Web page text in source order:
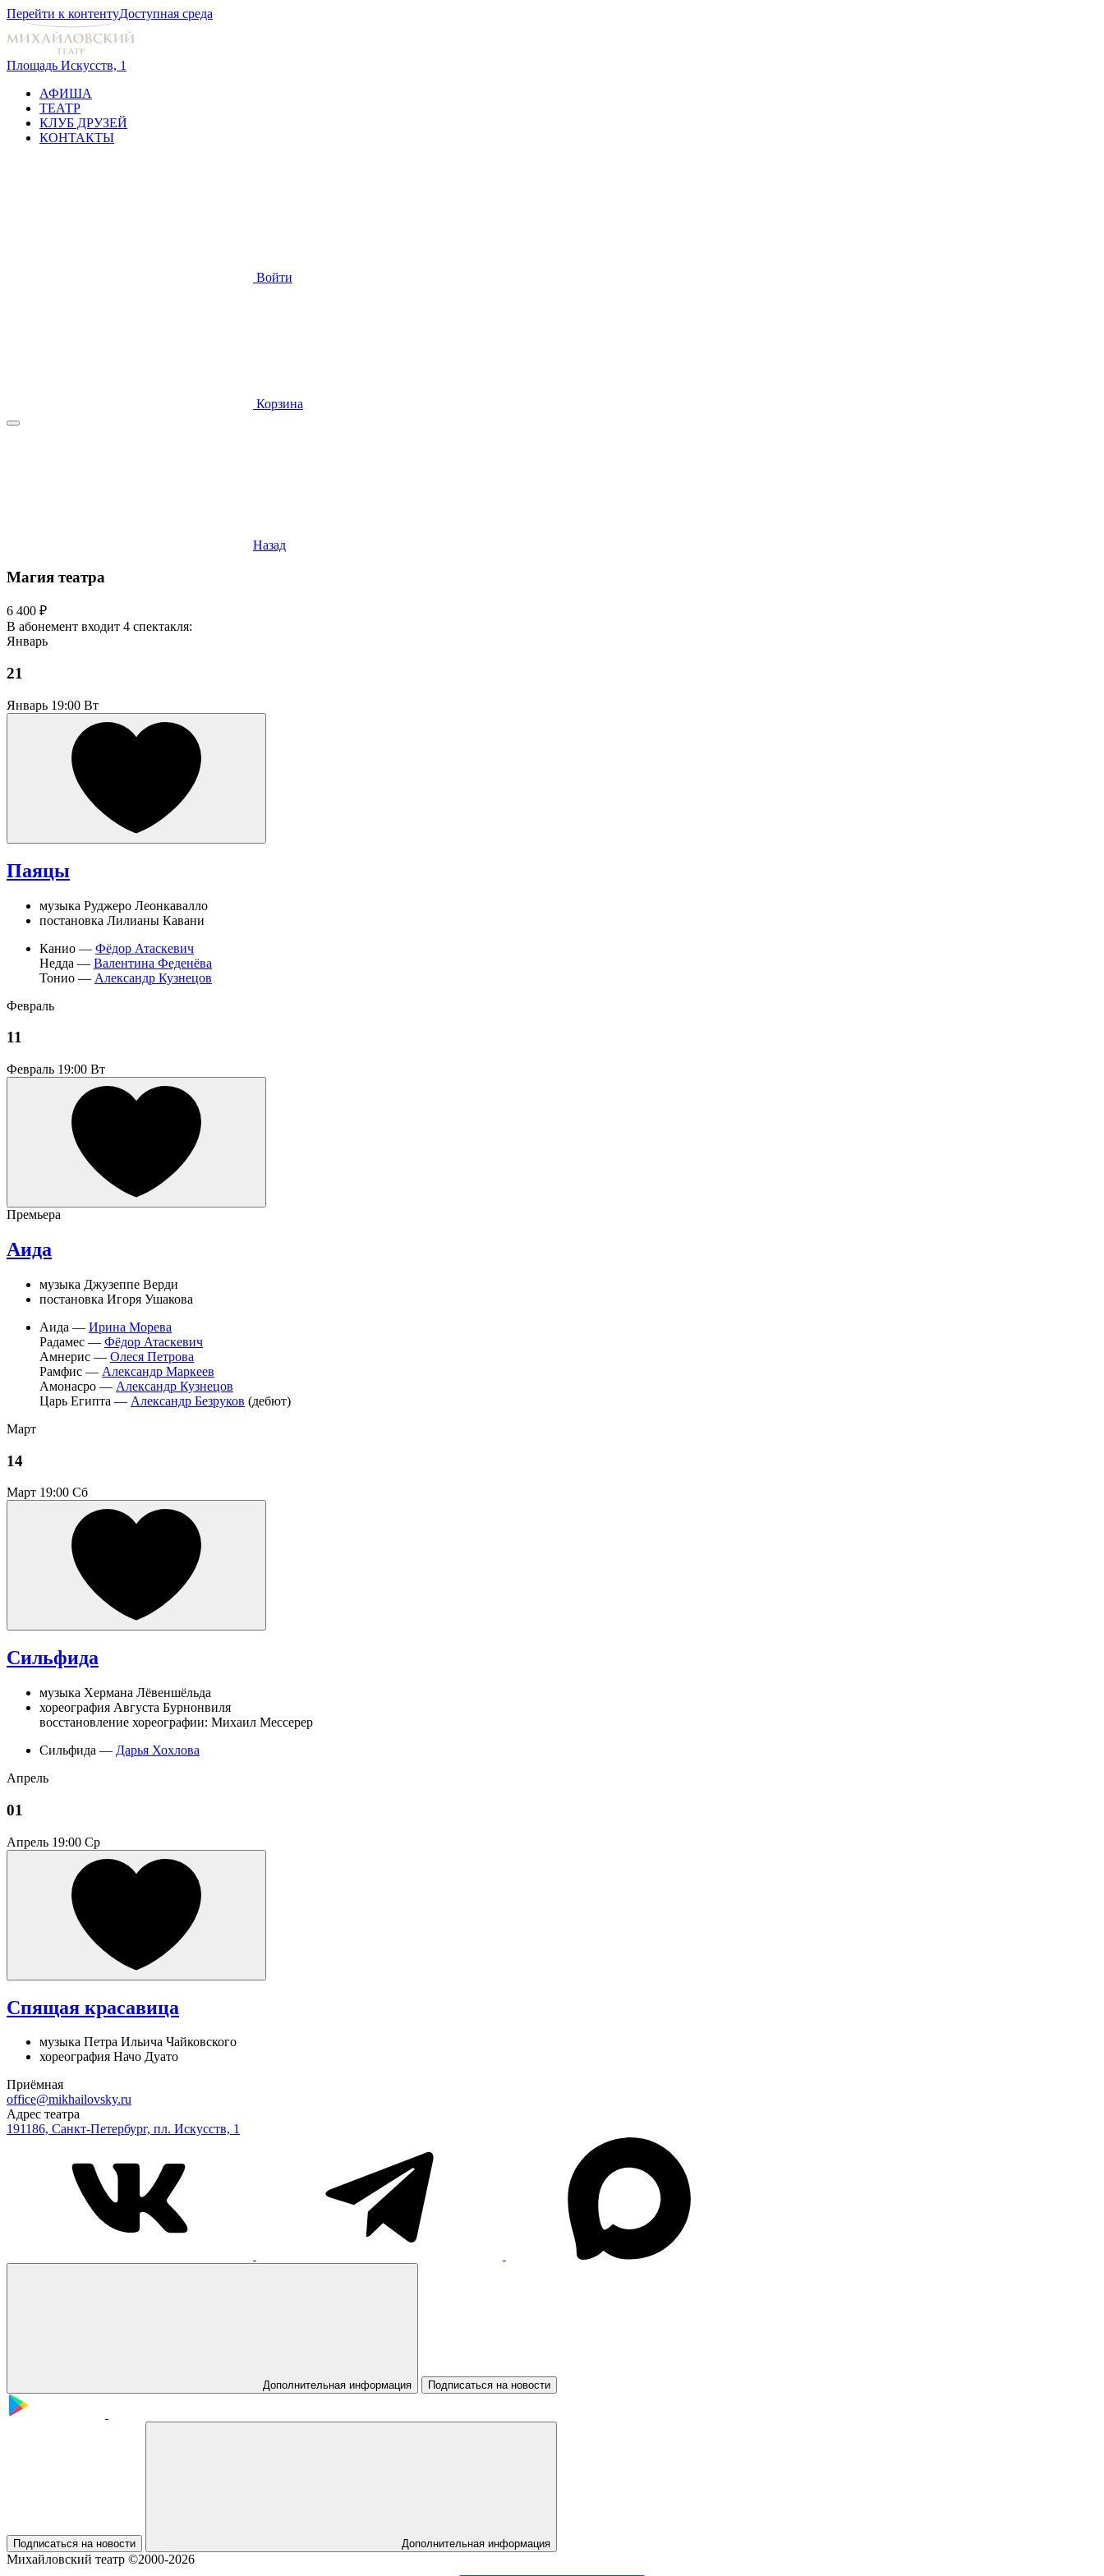
Перейти к контентуДоступная среда
Площадь Искусств, 1
АФИША
ТЕАТР
КЛУБ ДРУЗЕЙ
КОНТАКТЫ
Войти
Корзина
Назад
Магия театра
6 400 ₽
В абонемент входит 4 спектакля:
Январь
21
Январь 19:00 Вт
Паяцы
музыка Руджеро Леонкавалло
постановка Лилианы Кавани
Канио — Фёдор Атаскевич
Недда — Валентина Феденёва
Тонио — Александр Кузнецов
Февраль
11
Февраль 19:00 Вт
Премьера
Аида
музыка Джузеппе Верди
постановка Игоря Ушакова
Аида — Ирина Морева
Радамес — Фёдор Атаскевич
Амнерис — Олеся Петрова
Рамфис — Александр Маркеев
Амонасро — Александр Кузнецов
Царь Египта — Александр Безруков (дебют)
Март
14
Март 19:00 Сб
Сильфида
музыка Хермана Лёвеншёльда
хореография Августа Бурнонвиля
восстановление хореографии: Михаил Мессерер
Сильфида — Дарья Хохлова
Апрель
01
Апрель 19:00 Ср
Спящая красавица
музыка Петра Ильича Чайковского
хореография Начо Дуато
Приёмная
office@mikhailovsky.ru
Адрес театра
191186, Санкт-Петербург, пл. Искусств, 1
Дополнительная информация Подписаться на новости
Подписаться на новости Дополнительная информация
Михайловский театр ©2000-2026